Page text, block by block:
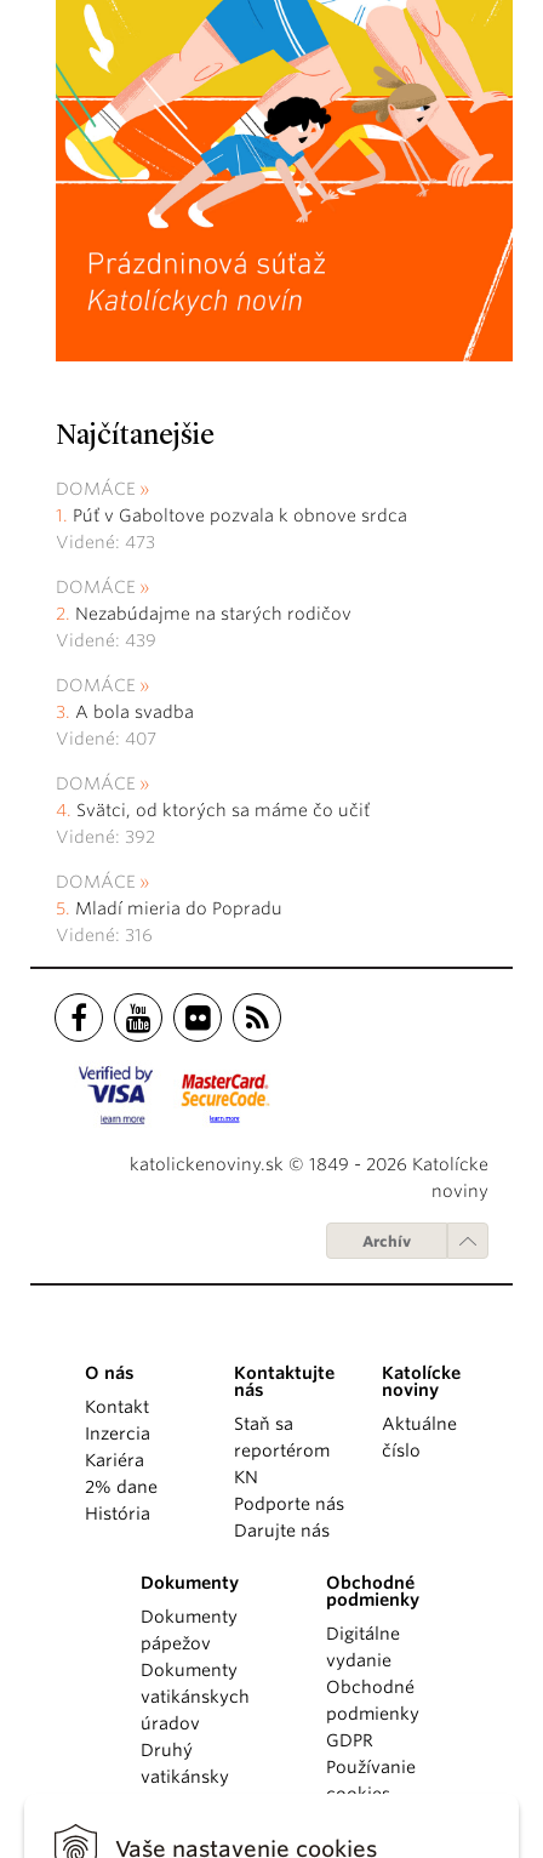
Vaše nastavenie cookies
Najčítanejšie
DOMÁCE
Púť v Gaboltove pozvala k obnove srdca
Videné: 473
DOMÁCE
Nezabúdajme na starých rodičov
Videné: 439
DOMÁCE
A bola svadba
Videné: 407
DOMÁCE
Svätci, od ktorých sa máme čo učiť
Videné: 392
DOMÁCE
Mladí mieria do Popradu
Videné: 316
katolickenoviny.sk © 1849 - 2026 Katolícke
noviny
Archív
O nás
Kontakt
Inzercia
Kariéra
2% dane
História
Kontaktujte
nás
Staň sa
reportérom
KN
Podporte nás
Darujte nás
Katolícke
noviny
Aktuálne
číslo
Dokumenty
Dokumenty
pápežov
Dokumenty
vatikánskych
úradov
Druhý
vatikánsky
Obchodné
podmienky
Digitálne
vydanie
Obchodné
podmienky
GDPR
Používanie
cookies